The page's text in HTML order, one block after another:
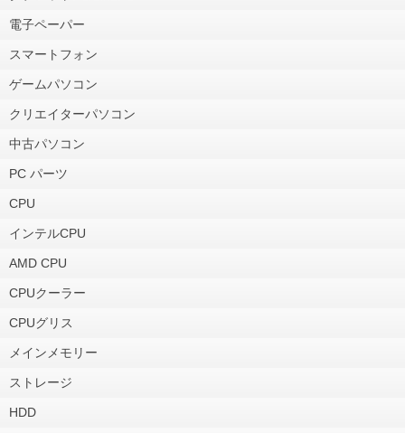
電子ペーパー
スマートフォン
ゲームパソコン
クリエイターパソコン
中古パソコン
PC パーツ
CPU
インテルCPU
AMD CPU
CPUクーラー
CPUグリス
メインメモリー
ストレージ
HDD